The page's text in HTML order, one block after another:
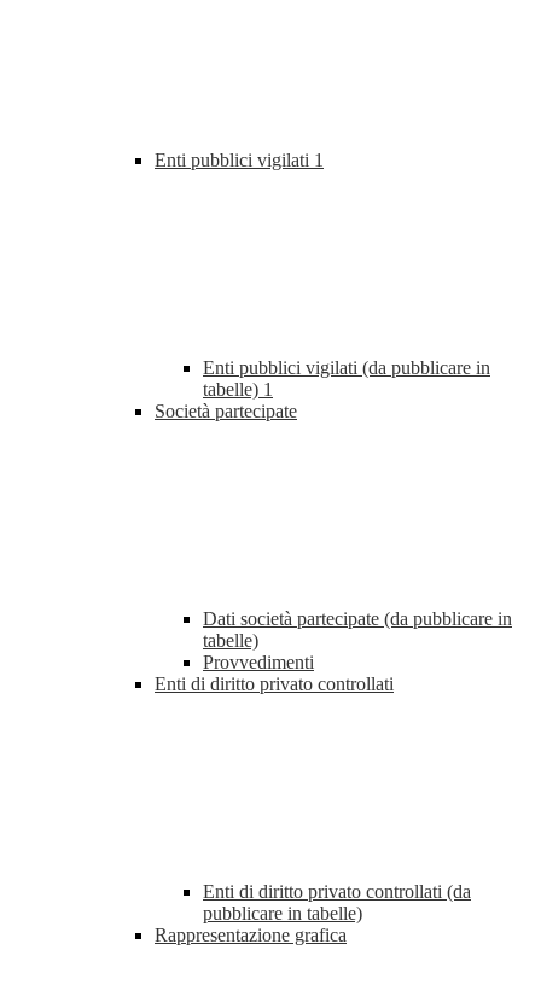
Enti pubblici vigilati 1
Enti pubblici vigilati (da pubblicare in
tabelle) 1
Società partecipate
Dati società partecipate (da pubblicare in
tabelle)
Provvedimenti
Enti di diritto privato controllati
Enti di diritto privato controllati (da
pubblicare in tabelle)
Rappresentazione grafica